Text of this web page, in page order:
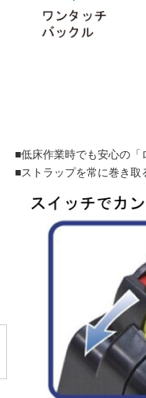
■低床作業時でも安心の「
■ストラップを常に巻き